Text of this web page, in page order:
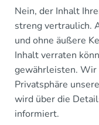
Nein, der Inhalt
streng vertraulich.
und ohne äußere
Inhalt verraten
gewährleisten.
Privatsphäre
wird über die
informiert.